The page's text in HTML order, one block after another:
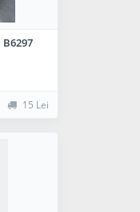
15 Lei